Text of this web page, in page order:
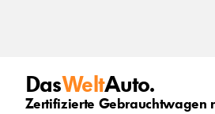
DasWeltAuto.
Zertifizierte Gebrauchtwagen